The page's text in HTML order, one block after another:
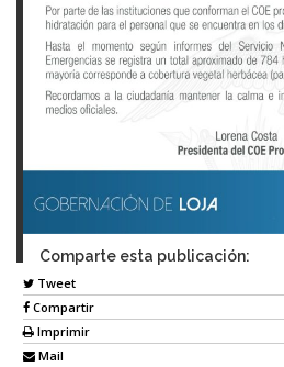
Comparte esta publicación:
Tweet
Compartir
Imprimir
Mail